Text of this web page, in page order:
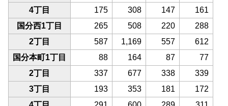
4丁目
175 308 147
161
国分西1丁目
265 508 220
288
2丁目
587 1,169 557
612
国分本町1丁目
88 164 87
77
2丁目
337 677 338
339
3丁目
193 353 181
172